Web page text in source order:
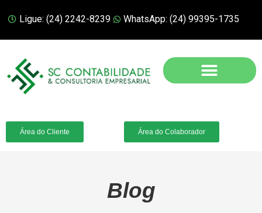
Ligue: (24) 2242-8239 WhatsApp: (24) 99395-1735
Área do Cliente Área do Colaborador
Blog